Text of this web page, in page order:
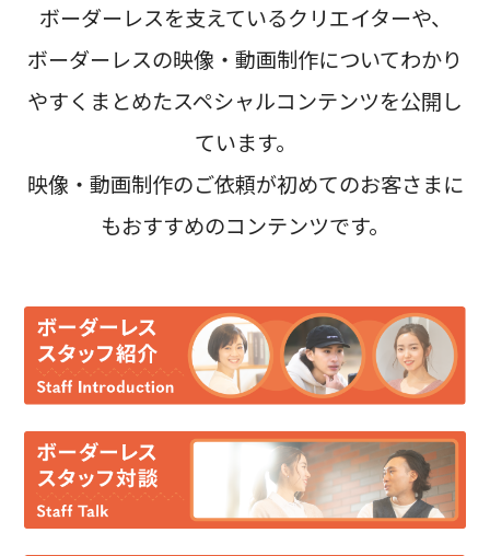
ボーダーレスを支えているクリエイターや、
ボーダーレスの映像・動画制作についてわかり
やすくまとめたスペシャルコンテンツを公開し
ています。
映像・動画制作のご依頼が初めてのお客さまに
もおすすめのコンテンツです。